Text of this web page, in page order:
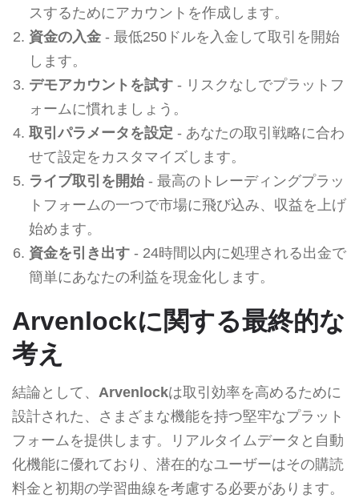
スするためにアカウントを作成します。
資金の入金- 最低250ドルを入金して取引を開始
します。
デモアカウントを試す- リスクなしでプラットフ
ォームに慣れましょう。
取引パラメータを設定 - あなたの取引戦略に合わ
せて設定をカスタマイズします。
ライブ取引を開始- 最高のトレーディングプラッ
トフォームの一つで市場に飛び込み、収益を上げ
始めます。
資金を引き出す- 24時間以内に処理される出金で
簡単にあなたの利益を現金化します。
Arvenlockに関する最終的な
考え
結論として、 Arvenlockは取引効率を高めるために
設計された、さまざまな機能を持つ堅牢なプラット
フォームを提供します。リアルタイムデータと自動
化機能に優れており、潜在的なユーザーはその購読
料金と初期の学習曲線を考慮する必要があります。